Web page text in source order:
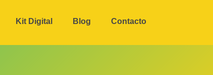
Kit Digital Blog Contacto